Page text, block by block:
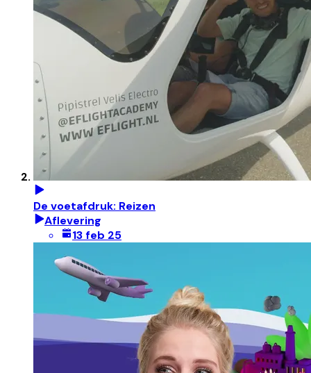
De voetafdruk: Reizen
Aflevering
13 feb 25